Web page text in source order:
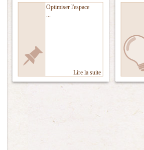
Optimiser l'espace
...
Lire la suite